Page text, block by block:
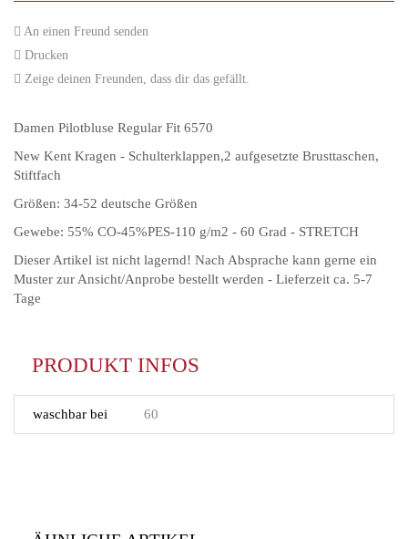
An einen Freund senden
Drucken
Zeige deinen Freunden, dass dir das gefällt.
Damen Pilotbluse Regular Fit 6570
New Kent Kragen - Schulterklappen,2 aufgesetzte Brusttaschen,
Stiftfach
Größen: 34-52 deutsche Größen
Gewebe: 55% CO-45%PES-110 g/m2 - 60 Grad - STRETCH
Dieser Artikel ist nicht lagernd! Nach Absprache kann gerne ein
Muster zur Ansicht/Anprobe bestellt werden - Lieferzeit ca. 5-7
Tage
PRODUKT INFOS
waschbar bei 60